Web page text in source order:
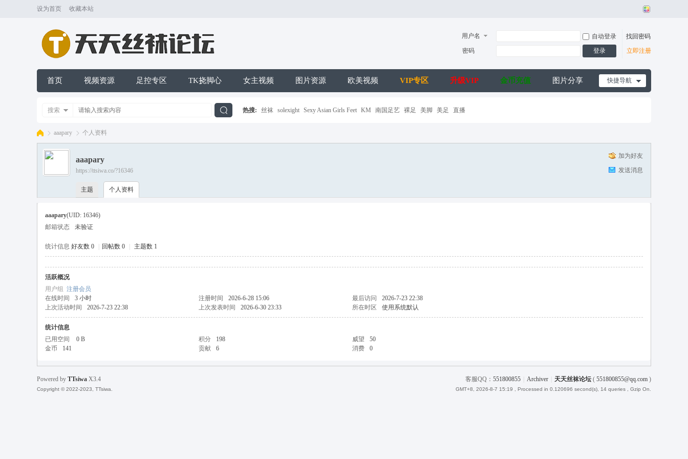
设为首页 收藏本站
用户名 自动登录
找回密码
密码
登录 立即注册
快捷导航
首页 视频资源 足控专区 TK挠脚心 女主视频 图片资源 欧美视频 VIP专区 升级VIP 金币充值 图片分享
搜索 热搜: 丝袜 solexight Sexy Asian Girls Feet KM 南国足艺 裸足 美脚 美足 直播
丝
›
aaapary 个人资料
加为好友
发送消息
aaapary
https://ttsiwa.co/?16346
主题 个人资料
aaapary(UID: 16346)
邮箱状态
未验证
统计信息 好友数 0 回帖数 0 主题数 1
活跃概况
用户组 注册会员
在线时间
3 小时 注册时间 2026-6-28 15:06 最后访问
2026-7-23 22:38
上次活动时间
2026-7-23 22:38 上次发表时间 2026-6-30 23:33 所在时区 使用系统默认
统计信息
已用空间
0 B 积分 198 威望
50
金币
141 贡献 6 消费 0
客服QQ： 551800855 Archiver 天天丝袜论坛 ( 551800855@qq.com )
GMT+8, 2026-8-7 15:19 , Processed in 0.120696 second(s), 14 queries , Gzip On.
Powered by TTsiwa X3.4
Copyright © 2022-2023, TTsiwa.